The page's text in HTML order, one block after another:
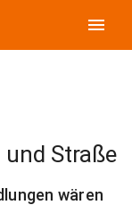
menu
Straße
wären